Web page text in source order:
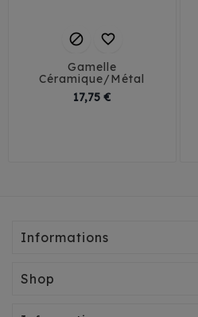
 
Gamelle
Céramique/Métal
17,75 €Prix
Informations
Shop